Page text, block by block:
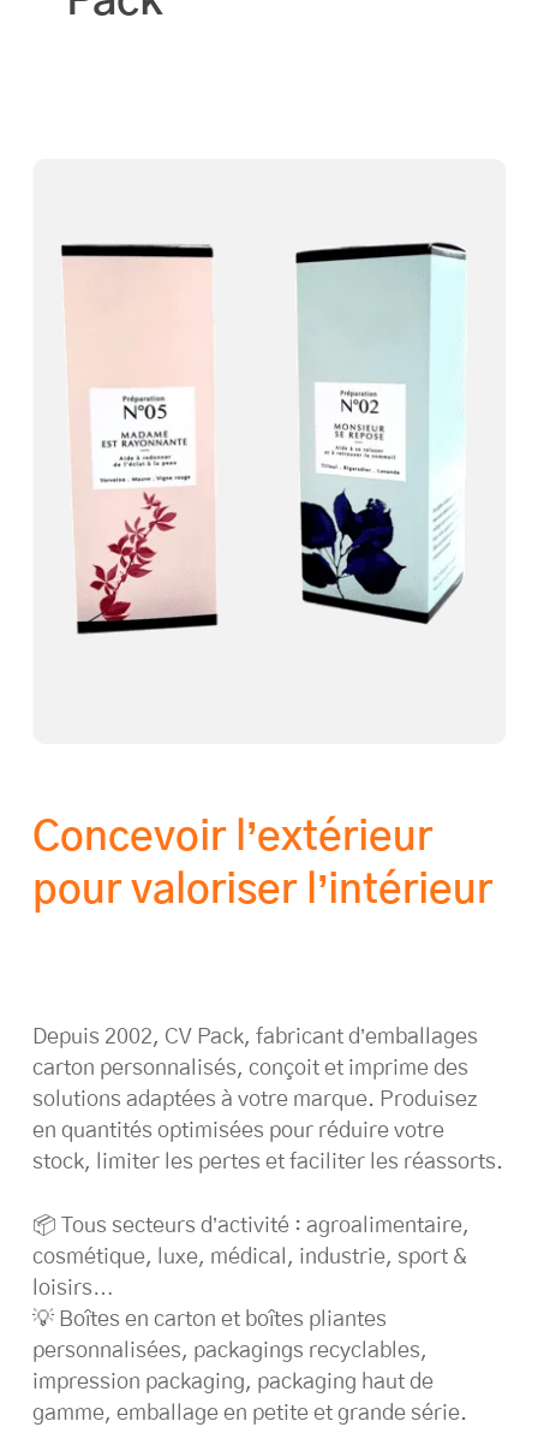
Concevoir l’extérieur
pour valoriser l’intérieur
Depuis 2002, CV Pack, fabricant d’emballages
carton personnalisés, conçoit et imprime des
solutions adaptées à votre marque. Produisez
en quantités optimisées pour réduire votre
stock, limiter les pertes et faciliter les réassorts.
📦 Tous secteurs d’activité : agroalimentaire,
cosmétique, luxe, médical, industrie, sport &
loisirs…
💡 Boîtes en carton et boîtes pliantes
personnalisées, packagings recyclables,
impression packaging, packaging haut de
gamme, emballage en petite et grande série.